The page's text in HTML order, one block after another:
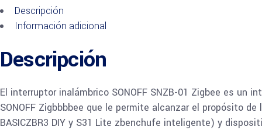
Descripción
Información adicional
Descripción
El interruptor inalámbrico SONOFF SNZB-01 Zigbee es
SONOFF Zigbbbbee que le permite alcanzar el propósito
BASICZBR3 DIY y S31 Lite zbenchufe inteligente) y